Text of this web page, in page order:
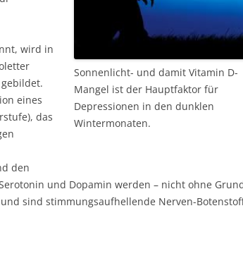
Sonnenlicht- und damit Vitamin D-
Mangel ist der Hauptfaktor für
Depressionen in den dunklen
Wintermonaten.
wird in
eines
das
den
und Dopamin werden – nicht ohne
sind stimmungsaufhellende Nerven-